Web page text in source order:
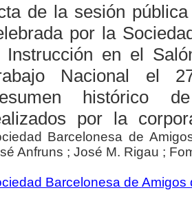
de la sesión
por la
Instrucción en el
Nacional el
histórico
por la
Barcelonesa de
Anfruns ; José M. Rigau ;
Barcelonesa de Amigos